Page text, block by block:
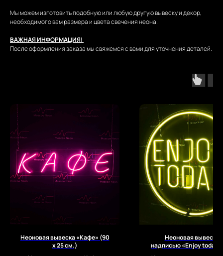
Мы можем изготовить подобную или любую другую вывеску и декор,
необходимого вам размера и цвета свечения неона.
ВАЖНАЯ ИНФОРМАЦИЯ!
После оформления заказа мы свяжемся с вами для уточнения деталей.
Неоновая вывеска «Кафе» (90
х 25 см.)
Неоновая вывеска
надписью «Enjoy today»